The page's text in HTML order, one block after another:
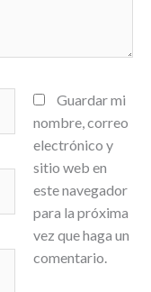
Guardar mi
nombre, correo
electrónico y
sitio web en
este navegador
para la próxima
vez que haga un
comentario.